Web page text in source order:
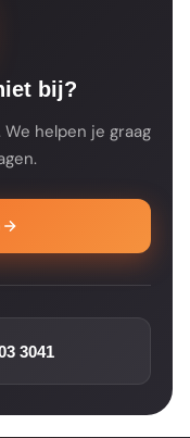
met de
bij?
helpen je graag
3041